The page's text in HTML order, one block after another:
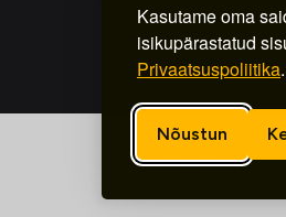
Kasutame oma
isikupärastatud
Privaatsuspoliitika.
Nõustun